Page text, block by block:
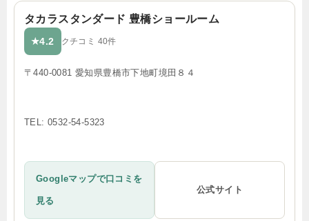
タカラスタンダード 豊橋ショールーム
★4.2 クチコミ 40件
〒440-0081 愛知県豊橋市下地町境田８４
TEL: 0532-54-5323
Googleマップで口コミを
見る
公式サイト